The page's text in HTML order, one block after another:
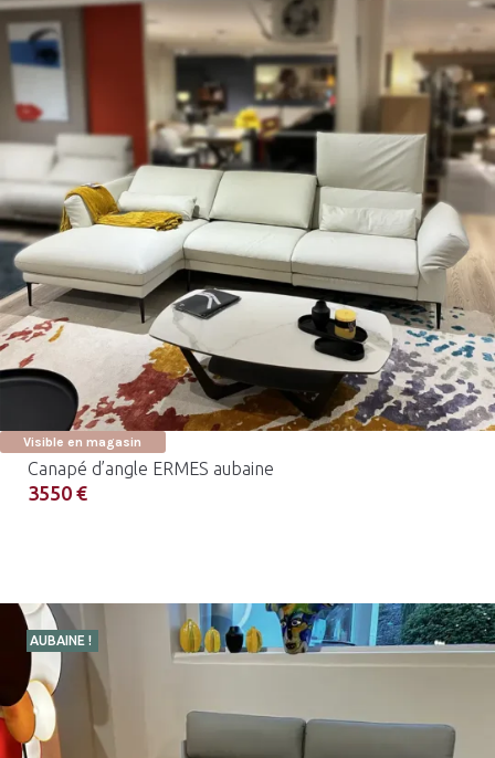
Visible en magasin
Canapé d’angle ERMES aubaine
3550 €
AUBAINE !